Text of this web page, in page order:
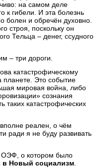
на самом деле
к гибели. И эта болезнь
болен и обречён духовно.
строя, поскольку он
Тельца – денег, ссудного
– три дороги.
катастрофическому
Это событие
мировая война, либо
сознания
таких катастрофических
реален, о чём
ради я не буду развивать
ОЭФ, о котором было
в Новый социализм